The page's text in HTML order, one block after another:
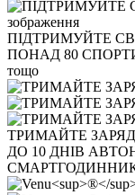
ПІДТРИМУЙТЕ
ПОНАД 80
тощо
ТРИМАЙТЕ ЗАРЯД
ДО 10 ДНІВ